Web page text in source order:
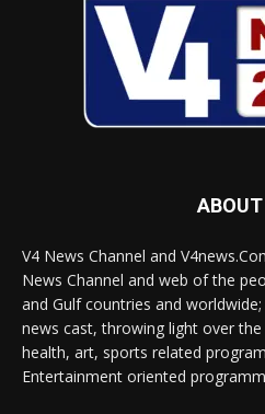
V4 News Channel and
News Channel and web of the
and Gulf countries and
news cast, throwing light over
health, art, sports related
Entertainment oriented